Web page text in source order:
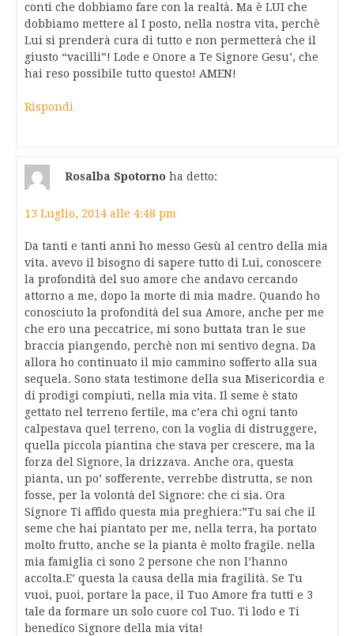
conti che dobbiamo fare con la realtà. Ma è LUI che
dobbiamo mettere al I posto, nella nostra vita, perchè
Lui si prenderà cura di tutto e non permetterà che il
giusto “vacilli”! Lode e Onore a Te Signore Gesu’, che
hai reso possibile tutto questo! AMEN!
Rispondi
Rosalba Spotorno ha detto:
13 Luglio, 2014 alle 4:48 pm
Da tanti e tanti anni ho messo Gesù al centro della mia
vita. avevo il bisogno di sapere tutto di Lui, conoscere
la profondità del suo amore che andavo cercando
attorno a me, dopo la morte di mia madre. Quando ho
conosciuto la profondità del sua Amore, anche per me
che ero una peccatrice, mi sono buttata tran le sue
braccia piangendo, perchè non mi sentivo degna. Da
allora ho continuato il mio cammino sofferto alla sua
sequela. Sono stata testimone della sua Misericordia e
di prodigi compiuti, nella mia vita. Il seme è stato
gettato nel terreno fertile, ma c’era chi ogni tanto
calpestava quel terreno, con la voglia di distruggere,
quella piccola piantina che stava per crescere, ma la
forza del Signore, la drizzava. Anche ora, questa
pianta, un po’ sofferente, verrebbe distrutta, se non
fosse, per la volontà del Signore: che ci sia. Ora
Signore Ti affido questa mia preghiera:”Tu sai che il
seme che hai piantato per me, nella terra, ha portato
molto frutto, anche se la pianta è molto fragile. nella
mia famiglia ci sono 2 persone che non l’hanno
accolta.E’ questa la causa della mia fragilità. Se Tu
vuoi, puoi, portare la pace, il Tuo Amore fra tutti e 3
tale da formare un solo cuore col Tuo. Ti lodo e Ti
benedico Signore della mia vita!